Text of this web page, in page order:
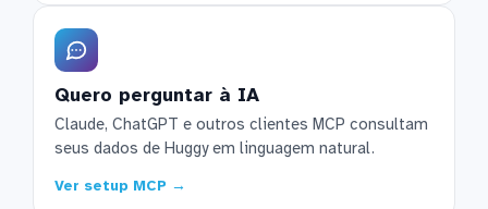
Quero perguntar à IA
Claude, ChatGPT e outros clientes MCP consultam
seus dados de Huggy em linguagem natural.
Ver setup MCP →